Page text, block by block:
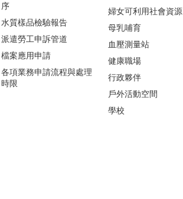
序
水質樣品檢驗報告
派遣勞工申訴管道
檔案應用申請
各項業務申請流程與處理
時限
婦女可利用社會資源
母乳哺育
血壓測量站
健康職場
行政夥伴
戶外活動空間
學校